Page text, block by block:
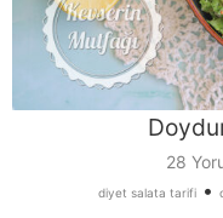
28
diyet salata tarifi •